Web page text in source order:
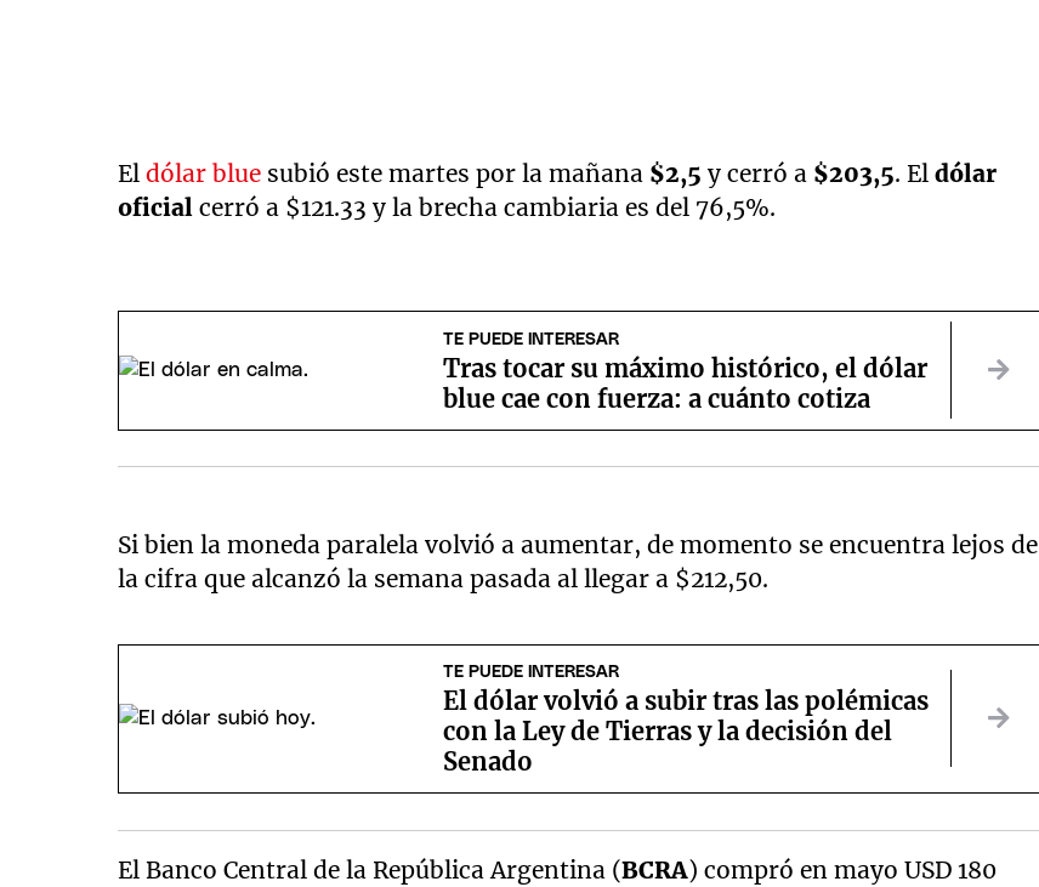
Eldólar blue subió este martes por la mañana $2,5 y cerró a $203,5. Eldólar
oficial cerró a $121.33 y la brecha cambiaria es del 76,5%.
TE PUEDE INTERESAR
Tras tocar su máximo histórico, el dólar
blue cae con fuerza: a cuánto cotiza
Si bien la moneda paralela volvió a aumentar, de momento se encuentra lejos de
la cifra que alcanzó la semana pasada al llegar a $212,50.
TE PUEDE INTERESAR
El dólar volvió a subir tras las polémicas
con la Ley de Tierras y la decisión del
Senado
El Banco Central de la República Argentina (BCRA) compró en mayo USD 180